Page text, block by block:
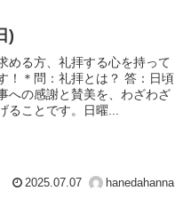
)
る方、礼拝する心を持って
！＊問：礼拝とは？ 答：日頃
への感謝と賛美を、わざわざ
ることです。日曜...
2025.07.07 hanedahanna